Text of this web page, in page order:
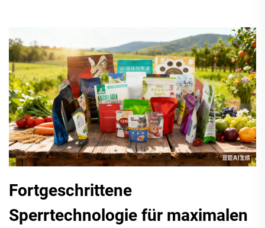
Fortgeschrittene
Sperrtechnologie für maximalen